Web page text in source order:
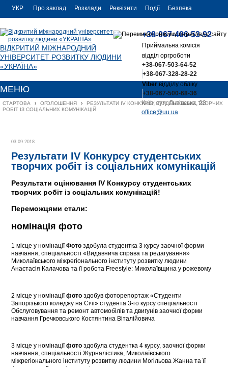
УКР
ENG
Про заклад Розклади Реквізити Події Безпека
ВІДКРИТИЙ МІЖНАРОДНИЙ
УНІВЕРСИТЕТ РОЗВИТКУ ЛЮДИНИ
«УКРАЇНА»
+38-067-406-53-92
Приймальна комісія
відділ оргроботи
+38-067-503-64-52
+38-067-328-28-22
Viberвідділу обліку
+38-067-500-68-36
Київ, вул. Львівська, 23
office@uu.ua
МЕНЮ
СТАРТОВА › ОГОЛОШЕННЯ ›
РЕЗУЛЬТАТИ ІV КОНКУРСУ СТУДЕНТСЬКИХ ТВОРЧИХ
РОБІТ ІЗ СОЦІАЛЬНИХ КОМУНІКАЦІЙ
03.09.2018
Результати ІV Конкурсу студентських
творчих робіт із соціальних комунікацій
Результати оцінювання ІV Конкурсу студентських
творчих робіт із соціальних комунікацій!
Переможцями стали:
номінація фото
1 місце у номінаціїФото здобула студентка 3 курсу заочної форми
навчання, спеціальності «Видавнича справа та редагування»
Миколаївського міжрегіонального інституту розвитку людини
Анастасія Калачова та її робота Freestyle: Миколаївщина у рожевому
2 місце у номінаціїфотоздобув фоторепортаж «Студенти
Запорізького коледжу на Січі» студента 3-го курсу спеціальності
Обслуговування та ремонт автомобілів та двигунів заочної форми
навчання Гречковського Костянтина Віталійовича
3 місце у номінаціїфото здобула студентка 4 курсу, заочної форми
навчання, спеціальності Журналістика, Миколаївського
міжрегіонального інституту розвитку людини Могільова Жанна та її